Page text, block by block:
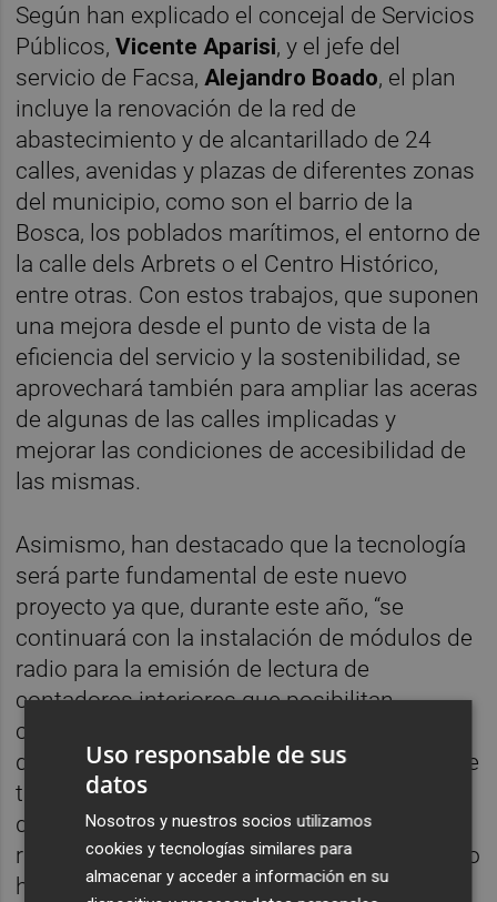
Según han explicado el concejal de Servicios
Públicos,Vicente Aparisi, y el jefe del
servicio de Facsa,Alejandro Boado, el plan
incluye la renovación de la red de
abastecimiento y de alcantarillado de 24
calles, avenidas y plazas de diferentes zonas
del municipio, como son el barrio de la
Bosca, los poblados marítimos, el entorno de
la calle dels Arbrets o el Centro Histórico,
entre otras. Con estos trabajos, que suponen
una mejora desde el punto de vista de la
eficiencia del servicio y la sostenibilidad, se
aprovechará también para ampliar las aceras
de algunas de las calles implicadas y
mejorar las condiciones de accesibilidad de
las mismas.
Asimismo, han destacado que la tecnología
será parte fundamental de este nuevo
proyecto ya que, durante este año, “se
continuará con la instalación de módulos de
radio para la emisión de lectura de
contadores interiores que posibilitan
conocer el consumo exacto sin entrar en el
domicilio”. Concretamente, han precisado, se
trata de ampliar la actual red de telelectura
de Borriana con hasta 1.800 módulos de
radio sistemawalk-by. Una acción que Boado
ha enmarcado “dentro de Waternology by
Uso responsable de sus
datos
Nosotros y nuestros socios utilizamos
cookies y tecnologías similares para
almacenar y acceder a información en su